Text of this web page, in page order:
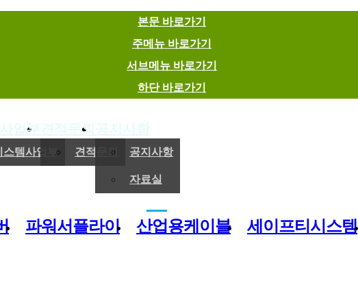
본문 바로가기
주메뉴 바로가기
서브메뉴 바로가기
하단 바로가기
업부
스템사업부
견적문의
견적문의 공지사항
자료실
(주)이엠에스
전기,기계 및 제어용 자재 유통 전문기업
파워서플라이 산업용케이블 세이프티시스템